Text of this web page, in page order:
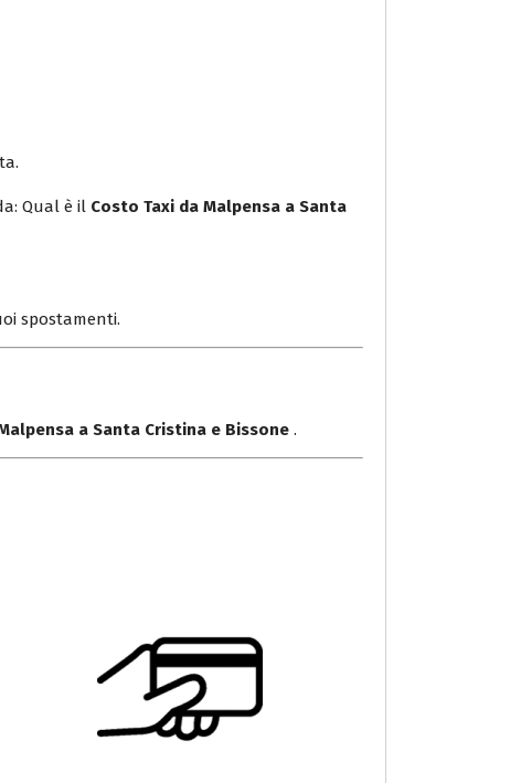
Qual è il Costo Taxi da Malpensa a Santa
spostamenti.
a Santa Cristina e Bissone .